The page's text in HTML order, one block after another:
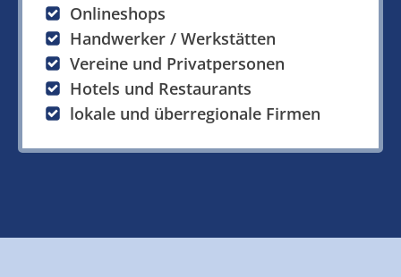
Onlineshops
Handwerker / Werkstätten
Vereine und Privatpersonen
Hotels und Restaurants
lokale und überregionale Firmen